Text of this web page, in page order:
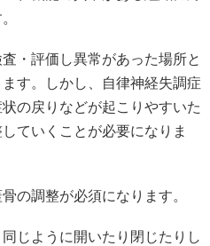
・評価し異常があった場所と
す。しかし、自律神経失調症
の戻りなどが起こりやすいた
ていくことが必要になりま
の調整が必須になります。
じように開いたり閉じたりし